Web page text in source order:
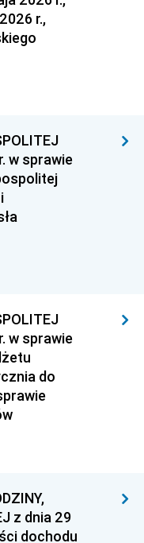
r.,
w sprawie
w sprawie
do
z dnia 29
dochodu